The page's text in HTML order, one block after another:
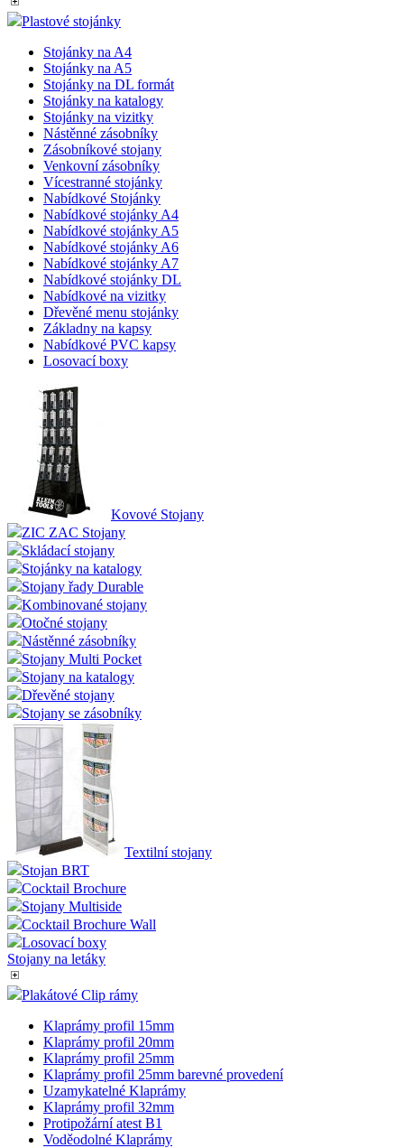
Plastové stojánky
Stojánky na A4
Stojánky na A5
Stojánky na DL formát
Stojánky na katalogy
Stojánky na vizitky
Nástěnné zásobníky
Zásobníkové stojany
Venkovní zásobníky
Vícestranné stojánky
Nabídkové Stojánky
Nabídkové stojánky A4
Nabídkové stojánky A5
Nabídkové stojánky A6
Nabídkové stojánky A7
Nabídkové stojánky DL
Nabídkové na vizitky
Dřevěné menu stojánky
Základny na kapsy
Nabídkové PVC kapsy
Losovací boxy
Kovové Stojany
ZIC ZAC Stojany
Skládací stojany
Stojánky na katalogy
Stojany řady Durable
Kombinované stojany
Otočné stojany
Nástěnné zásobníky
Stojany Multi Pocket
Stojany na katalogy
Dřevěné stojany
Stojany se zásobníky
Textilní stojany
Stojan BRT
Cocktail Brochure
Stojany Multiside
Cocktail Brochure Wall
Losovací boxy
Stojany na letáky
Plakátové Clip rámy
Klaprámy profil 15mm
Klaprámy profil 20mm
Klaprámy profil 25mm
Klaprámy profil 25mm barevné provedení
Uzamykatelné Klaprámy
Klaprámy profil 32mm
Protipožární atest B1
Voděodolné Klaprámy